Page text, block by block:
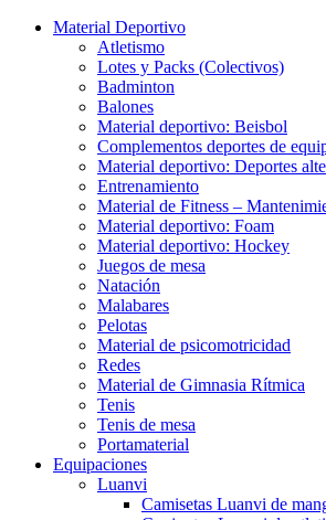
Material Deportivo
Atletismo
Lotes y Packs (Colectivos)
Badminton
Balones
Material deportivo: Beisbol
Complementos deportes de
Material deportivo: Deportes
Entrenamiento
Material de Fitness –
Material deportivo: Foam
Material deportivo: Hockey
Juegos de mesa
Natación
Malabares
Pelotas
Material de psicomotricidad
Redes
Material de Gimnasia Rítmica
Tenis
Tenis de mesa
Portamaterial
Equipaciones
Luanvi
Camisetas Luanvi de